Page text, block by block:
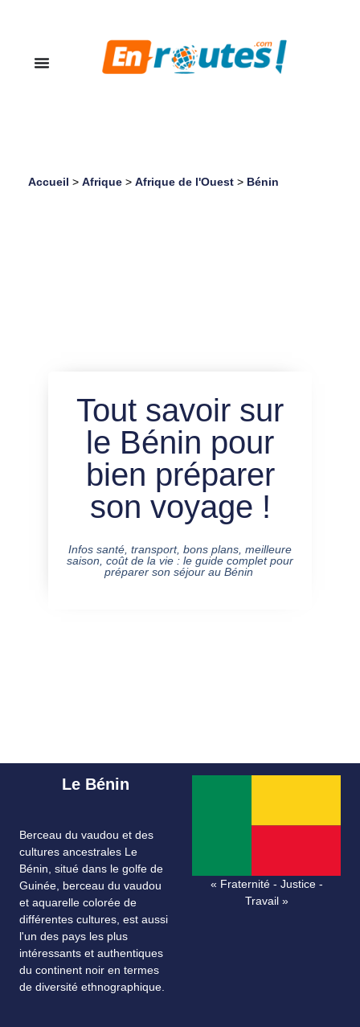
Accueil > Afrique > Afrique de l'Ouest > Bénin
Tout savoir sur
le Bénin pour
bien préparer
son voyage !
Infos santé, transport, bons plans, meilleure
saison, coût de la vie : le guide complet pour
préparer son séjour au Bénin
Le Bénin
Berceau du vaudou et des
cultures ancestrales Le
Bénin, situé dans le golfe de
Guinée, berceau du vaudou
et aquarelle colorée de
différentes cultures, est aussi
l'un des pays les plus
intéressants et authentiques
du continent noir en termes
de diversité ethnographique.
« Fraternité - Justice -
Travail »